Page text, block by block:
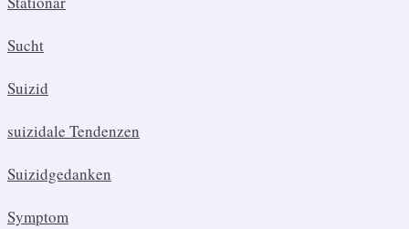
Sucht
Suizid
suizidale Tendenzen
Suizidgedanken
Symptom